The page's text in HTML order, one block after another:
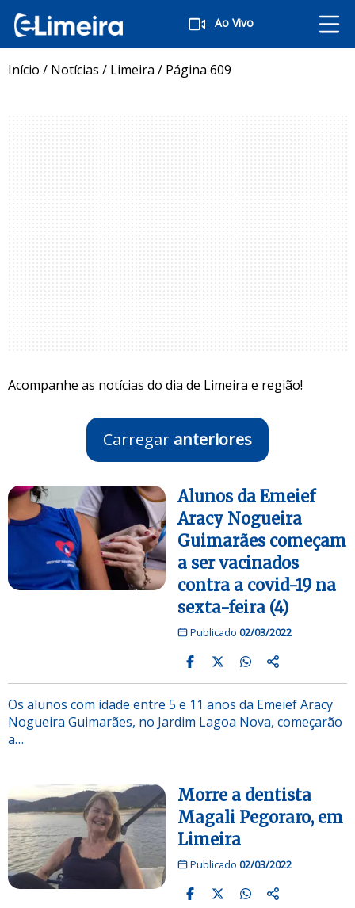
Ao Vivo
Início / Notícias / Limeira / Página 609
Acompanhe as notícias do dia de Limeira e região!
Carregar anteriores
Alunos da Emeief
Aracy Nogueira
Guimarães começam
a ser vacinados
contra a covid-19 na
sexta-feira (4)
Publicado 02/03/2022
Os alunos com idade entre 5 e 11 anos da Emeief Aracy
Nogueira Guimarães, no Jardim Lagoa Nova, começarão
a…
Morre a dentista
Magali Pegoraro, em
Limeira
Publicado 02/03/2022